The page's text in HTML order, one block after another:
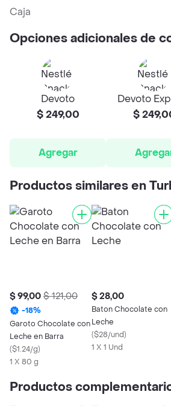
Caja
Opciones adicionales de
Devoto
$ 249,00
Agregar
Devoto
$
Productos similares en
$ 99,00 $ 121,00
-18%
Garoto Chocolate con
Leche en Barra
($1.24/g)
1 X 80 g
$ 28,00
Baton Chocolate con
Leche
($28/und)
1 X 1 Und
Productos